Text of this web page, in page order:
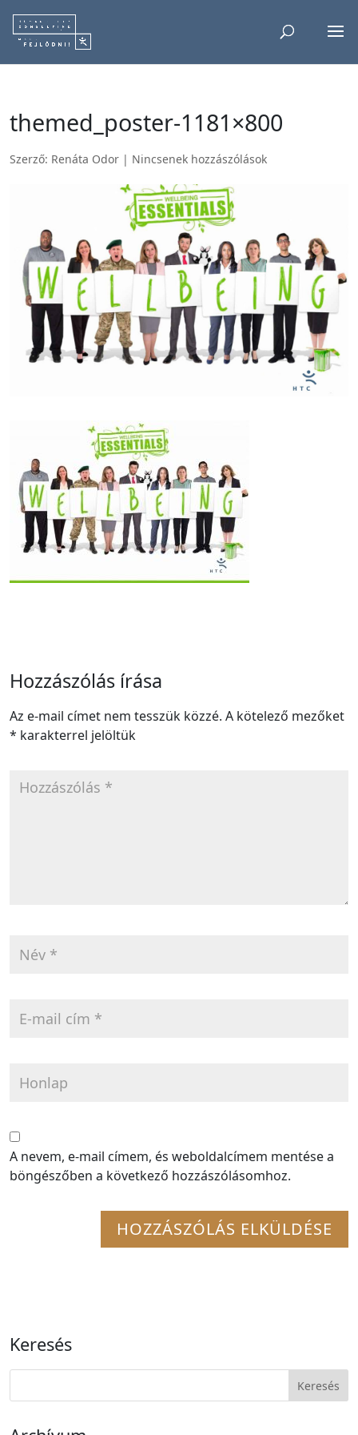
themed_poster-1181×800
Szerző: Renáta Odor | Nincsenek hozzászólások
Hozzászólás írása
Az e-mail címet nem tesszük közzé. A kötelező mezőket
* karakterrel jelöltük
A nevem, e-mail címem, és weboldalcímem mentése a
böngészőben a következő hozzászólásomhoz.
Keresés